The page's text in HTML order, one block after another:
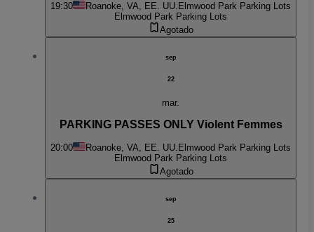
19:30 Roanoke, VA, EE. UU. Elmwood Park Parking Lots
Elmwood Park Parking Lots
Agotado
sep
22
mar.
PARKING PASSES ONLY Violent Femmes
20:00 Roanoke, VA, EE. UU. Elmwood Park Parking Lots
Elmwood Park Parking Lots
Agotado
sep
25